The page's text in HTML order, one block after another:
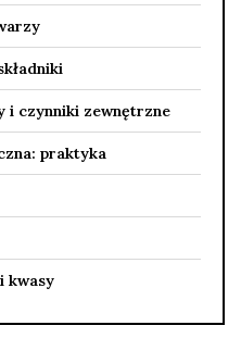
i czynniki zewnętrzne
praktyka
kwasy